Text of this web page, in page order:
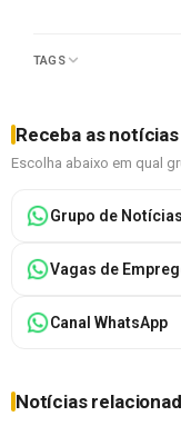
TAGS
Receba as
Escolha abaixo em qual
Grupo de Notícias
Vagas de
Canal WhatsApp
Notícias